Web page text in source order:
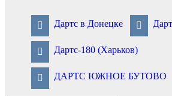
Дартс в Донецке
Дартс-180 (Харьков)
ДАРТС ЮЖНОЕ БУТОВО